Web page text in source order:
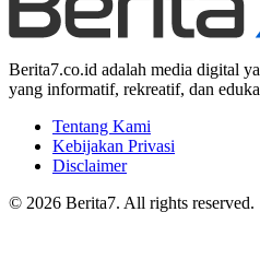
Berita7.co.id adalah media digital
yang informatif, rekreatif, dan
Tentang Kami
Kebijakan Privasi
Disclaimer
© 2026 Berita7. All rights reserved.